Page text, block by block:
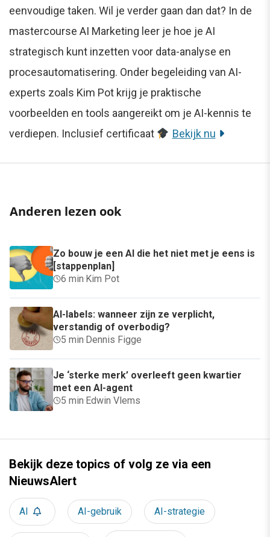
eenvoudige taken. Wil je verder gaan dan dat? In de
mastercourse AI Marketing leer je hoe je AI
strategisch kunt inzetten voor data-analyse en
procesautomatisering. Onder begeleiding van AI-
experts zoals Kim Pot krijg je praktische
voorbeelden en tools aangereikt om je AI-kennis te
verdiepen. Inclusief certificaat
Bekijk nu
Anderen lezen ook
Zo bouw je een AI die het niet met je eens is
[stappenplan]
6 min·Kim Pot
AI-labels: wanneer zijn ze verplicht,
verstandig of overbodig?
5 min·Dennis Figge
Je ‘sterke merk’ overleeft geen kwartier
met een AI-agent
5 min·Edwin Vlems
Bekijk deze topics of volg ze via een
NieuwsAlert
AI AI-gebruik AI-strategie